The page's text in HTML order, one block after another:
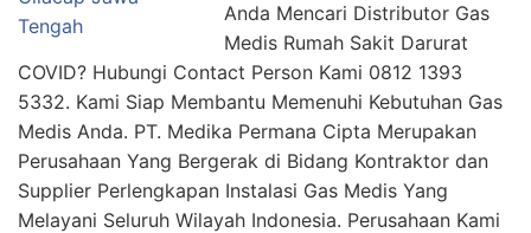
Anda Mencari Distributor Gas
Medis Rumah Sakit Darurat
COVID? Hubungi Contact Person Kami 0812 1393
5332. Kami Siap Membantu Memenuhi Kebutuhan Gas
Medis Anda. PT. Medika Permana Cipta Merupakan
Perusahaan Yang Bergerak di Bidang Kontraktor dan
Supplier Perlengkapan Instalasi Gas Medis Yang
Melayani Seluruh Wilayah Indonesia. Perusahaan Kami